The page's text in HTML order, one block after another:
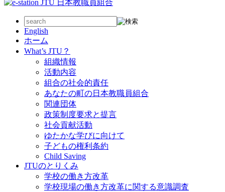
English
ホーム
What’s JTU？
組織情報
活動内容
組合の社会的責任
あなたの町の日本教職員組合
関連団体
政策制度要求と提言
社会貢献活動
ゆたかな学びに向けて
子どもの権利条約
Child Saving
JTUのとりくみ
学校の働き方改革
学校現場の働き方改革に関する意識調査